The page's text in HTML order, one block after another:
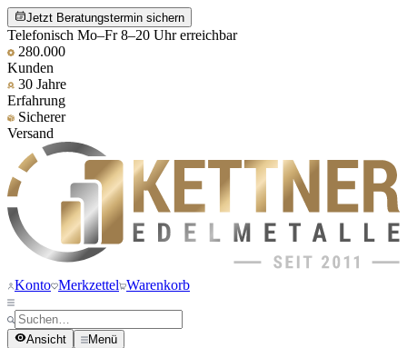
Jetzt Beratungstermin sichern
Telefonisch Mo–Fr 8–20 Uhr erreichbar
280.000
Kunden
30 Jahre
Erfahrung
Sicherer
Versand
Konto Merkzettel Warenkorb
Ansicht Menü